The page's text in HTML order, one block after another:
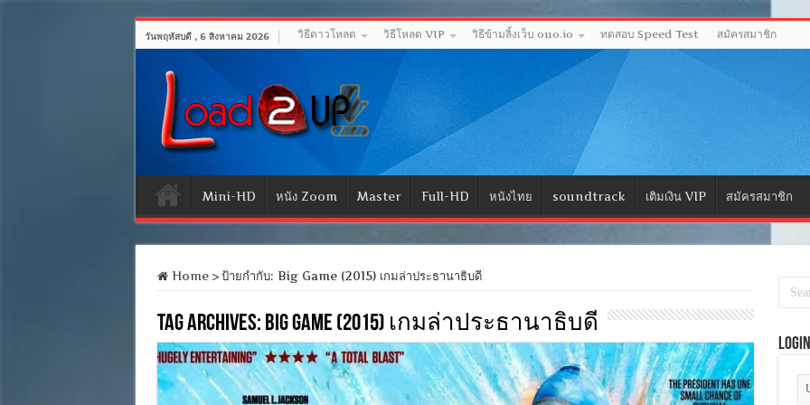
วันพฤหัสบดี , 6 สิงหาคม 2026 วิธีดาวโหลด วิธีโหลด VIP วิธีข้ามลิ้งเว็บ ouo.io ทดสอบ Speed Test สมัครสมาชิก
Mini-HD หนัง Zoom Master Full-HD หนังไทย soundtrack เติมเงิน VIP สมัครสมาชิก
Home > ป้ายกำกับ: Big Game (2015) เกมล่าประธานาธิบดี
Tag Archives: Big Game (2015) เกมล่าประธานาธิบดี
Login